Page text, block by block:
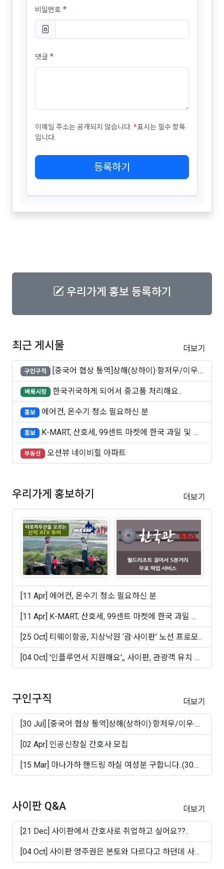
비밀번호 *
댓글 *
이메일 주소는 공개되지 않습니다. *표시는 필수 항목
입니다.
등록하기
우리가게 홍보 등록하기
최근 게시물 더보기
구인구직
[중국어 협상 통역]상해(상하이)·항저우/이우·
쑤..
벼룩시장 한국귀국하게 되어서 중고품 처리해요..
홍보 에어컨, 온수기 청소 필요하신 분
홍보
K-MART, 산호세, 99센트 마켓에 한국 과일 및 빵
..
부동산 오션뷰 네이비힐 아파트
우리가게 홍보하기 더보기
[11 Apr] 에어컨, 온수기 청소 필요하신 분
[11 Apr] K-MART, 산호세, 99센트 마켓에 한국 과일 및
빵 ..
[25 Oct] 티웨이항공, 지상낙원 ‘괌·사이판’ 노선 프로모..
[04 Oct] '인플루언서 지원해요',, 사이판, 관광객 유치 마
케..
구인구직 더보기
[30 Jul] [중국어 협상 통역]상해(상하이)·항저우/이우·
쑤..
[02 Apr] 인공신장실 간호사 모집
[15 Mar] 마나가하 핸드링 하실 여성분 구합니다..(30대
~50십..
사이판 Q&A 더보기
[21 Dec] 사이판에서 간호사로 취업하고 싶어요??..
[04 Oct] 사이판 영주권은 본토와 다르다고 하던데 사실
인가..